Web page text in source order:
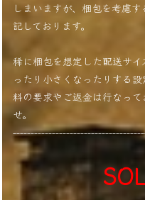
しまいますが、梱包を考慮
記しております。
稀に梱包を想定した配送サ
ったり小さくなったりする
料の要求やご返金は行なっ
せ。